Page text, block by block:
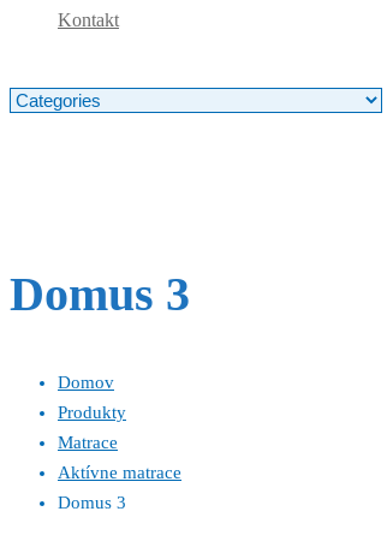
Kontakt
Domus 3
Domov
Produkty
Matrace
Aktívne matrace
Domus 3